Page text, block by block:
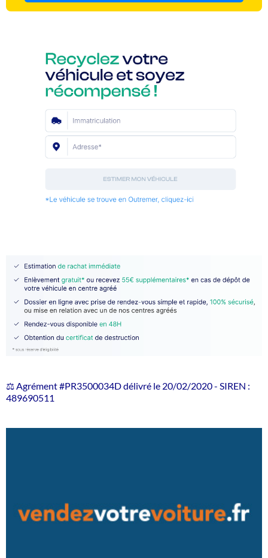
⚖️ Agrément #PR3500034D délivré le 20/02/2020 - SIREN :
489690511